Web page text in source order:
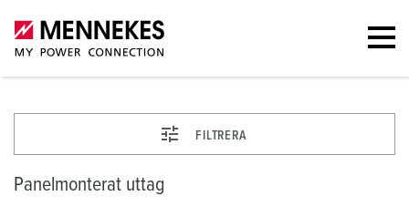
FILTRERA
Panelmonterat uttag